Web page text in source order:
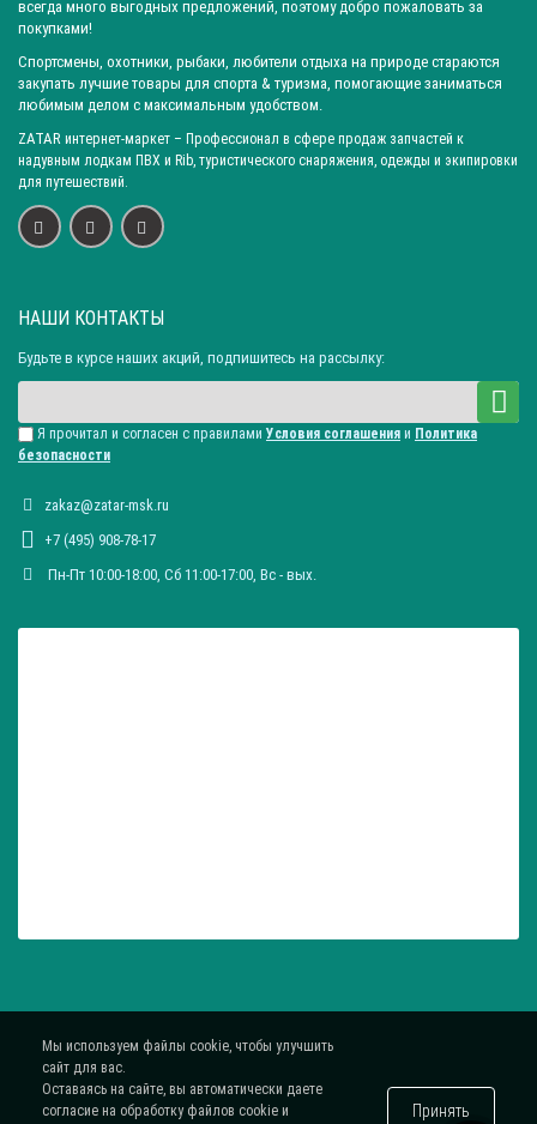
всегда много выгодных предложений, поэтому добро пожаловать за
покупками!
Спортсмены, охотники, рыбаки, любители отдыха на природе стараются
закупать лучшие товары для спорта & туризма, помогающие заниматься
любимым делом с максимальным удобством.
ZATAR интернет-маркет – Профессионал в сфере продаж запчастей к
надувным лодкам ПВХ и Rib, туристического снаряжения, одежды и экипировки
для путешествий.
НАШИ КОНТАКТЫ
Будьте в курсе наших акций, подпишитесь на рассылку:
Я прочитал и согласен с правилами Условия соглашения и Политика
безопасности
zakaz@zatar-msk.ru
+7 (495) 908-78-17
Пн-Пт 10:00-18:00, Сб 11:00-17:00, Вc - вых.
Мы используем файлы cookie, чтобы улучшить
сайт для вас.
Оставаясь на сайте, вы автоматически даете
согласие на обработку файлов cookie и
Принять